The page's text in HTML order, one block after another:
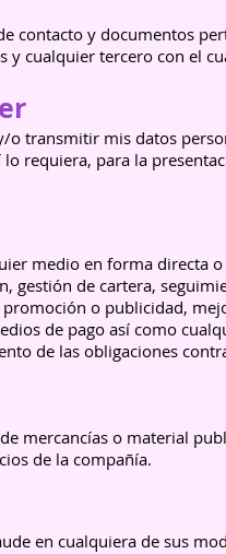
contacto y documentos
y cualquier tercero con el
o transmitir mis datos
requiera, para la
medio en forma directa
gestión de cartera,
o publicidad,
de pago así como
de las obligaciones
mercancías o material
de la compañía.
en cualquiera de sus